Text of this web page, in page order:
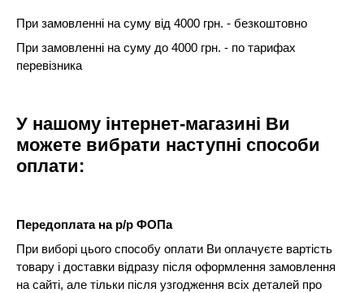
При замовленні на суму від 4000 грн. - безкоштовно
При замовленні на суму до 4000 грн. - по тарифах
перевізника
У нашому інтернет-магазині Ви
можете вибрати наступні способи
оплати:
Передоплата на р/р ФОПа
При виборі цього способу оплати Ви оплачуєте вартість
товару і доставки відразу після оформлення замовлення
на сайті, але тільки після узгодження всіх деталей про